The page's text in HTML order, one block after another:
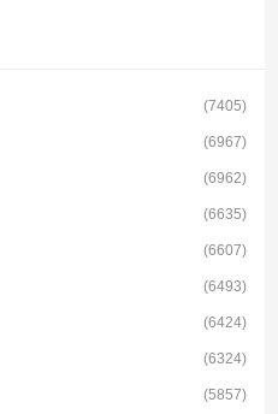
(7405)
(6967)
(6962)
(6635)
(6607)
(6493)
(6424)
(6324)
(5857)